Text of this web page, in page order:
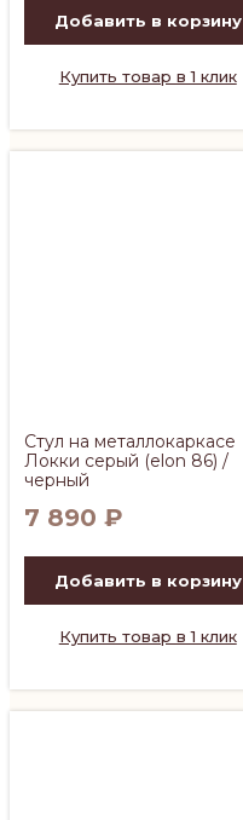
Добавить в корзину
Купить товар в 1 клик
Стул на металлокаркасе
Локки серый (elon 86) /
черный
7 890 ₽
Добавить в корзину
Купить товар в 1 клик